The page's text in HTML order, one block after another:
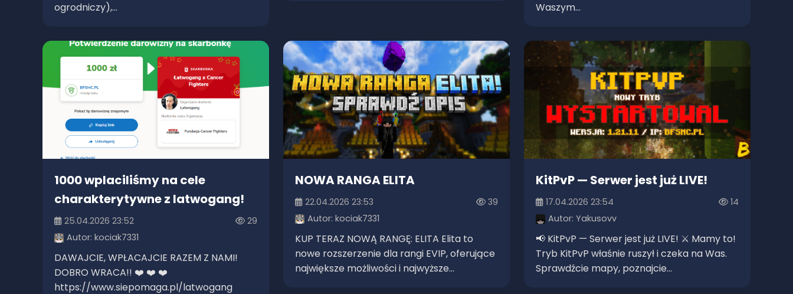
ogrodniczy),...
Waszym...
1000 wplaciliśmy na cele
charakterytywne z latwogang!
25.04.2026 23:52
29
Autor: kociak7331
DAWAJCIE, WPŁACAJCIE RAZEM Z NAMI!
DOBRO WRACA!! ❤️ ❤️ ❤️
https://www.siepomaga.pl/latwogang
NOWA RANGA ELITA
22.04.2026 23:53
39
Autor: kociak7331
KUP TERAZ NOWĄ RANGĘ: ELITA Elita to
nowe rozszerzenie dla rangi EVIP, oferujące
największe możliwości i najwyższe...
KitPvP — Serwer jest już LIVE!
17.04.2026 23:54
14
Autor: Yakusovv
📢 KitPvP — Serwer jest już LIVE! ⚔️ Mamy to!
Tryb KitPvP właśnie ruszył i czeka na Was.
Sprawdźcie mapy, poznajcie...